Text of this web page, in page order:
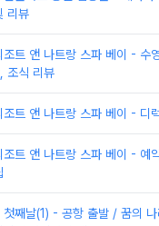
리뷰
조트 앤 나트랑 스파 베이 - 수
조식 리뷰
조트 앤 나트랑 스파 베이 - 디
조트 앤 나트랑 스파 베이 - 예
첫째날(1) - 공항 출발 / 꿈의